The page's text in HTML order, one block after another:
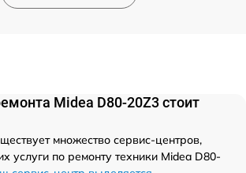
Midea D80-20Z3 стоит
множество сервис-центров,
услуги по ремонту техники Midea D80-